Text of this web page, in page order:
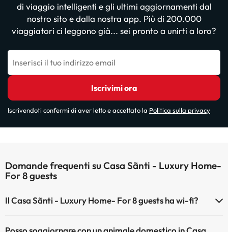
di viaggio intelligenti e gli ultimi aggiornamenti dal
nostro sito e dalla nostra app. Più di 200.000
viaggiatori ci leggono già... sei pronto a unirti a loro?
Inserisci il tuo indirizzo email
Iscrivimi ora
Iscrivendoti confermi di aver letto e accettato la Politica sulla privacy
Domande frequenti su Casa Sãnti - Luxury Home-
For 8 guests
Il Casa Sãnti - Luxury Home- For 8 guests ha wi-fi?